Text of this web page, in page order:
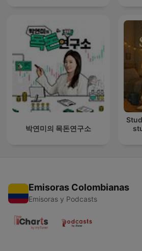
박연미의 목돈연구소
Emisoras Colombianas
Emisoras y Podcasts